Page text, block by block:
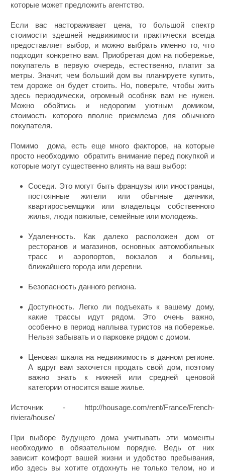
которые может предложить агентство.
Если вас настораживает цена, то большой спектр
стоимости здешней недвижимости практически всегда
предоставляет выбор, и можно выбрать именно то, что
подходит конкретно вам. Приобретая дом на побережье,
покупатель в первую очередь, естественно, платит за
метры. Значит, чем больший дом вы планируете купить,
тем дороже он будет стоить. Но, поверьте, чтобы жить
здесь периодически, огромный особняк вам не нужен.
Можно обойтись и недорогим уютным домиком,
стоимость которого вполне приемлема для обычного
покупателя.
Помимо дома, есть еще много факторов, на которые
просто необходимо обратить внимание перед покупкой и
которые могут существенно влиять на ваш выбор:
Соседи. Это могут быть французы или иностранцы,
постоянные жители или обычные дачники,
квартиросъемщики или владельцы собственного
жилья, люди пожилые, семейные или молодежь.
Удаленность. Как далеко расположен дом от
ресторанов и магазинов, основных автомобильных
трасс и аэропортов, вокзалов и больниц,
ближайшего города или деревни.
Безопасность данного региона.
Доступность. Легко ли подъехать к вашему дому,
какие трассы идут рядом. Это очень важно,
особенно в период наплыва туристов на побережье.
Нельзя забывать и о парковке рядом с домом.
Ценовая шкала на недвижимость в данном регионе.
А вдруг вам захочется продать свой дом, поэтому
важно знать к нижней или средней ценовой
категории относится ваше жилье.
Источник - http://housage.com/rent/France/French-
riviera/house/
При выборе будущего дома учитывать эти моменты
необходимо в обязательном порядке. Ведь от них
зависит комфорт вашей жизни и удобство пребывания,
ибо здесь вы хотите отдохнуть не только телом, но и